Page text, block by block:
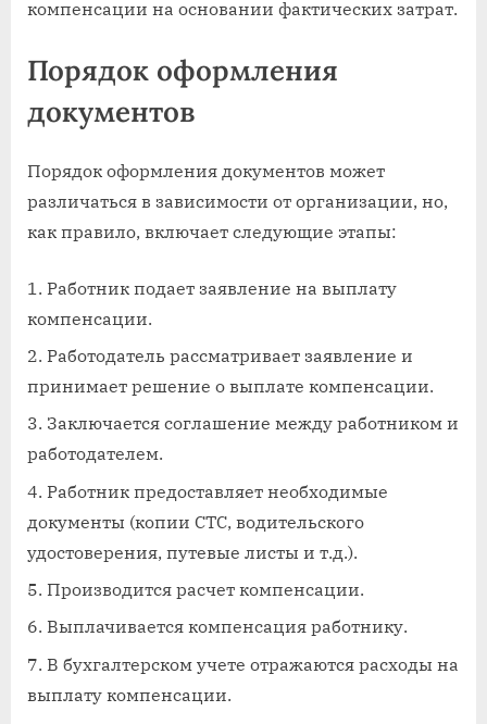
компенсации на основании фактических затрат.
Порядок оформления
документов
Порядок оформления документов может
различаться в зависимости от организации, но,
как правило, включает следующие этапы:
Работник подает заявление на выплату
компенсации.
Работодатель рассматривает заявление и
принимает решение о выплате компенсации.
Заключается соглашение между работником и
работодателем.
Работник предоставляет необходимые
документы (копии СТС, водительского
удостоверения, путевые листы и т.д.).
Производится расчет компенсации.
Выплачивается компенсация работнику.
В бухгалтерском учете отражаются расходы на
выплату компенсации.